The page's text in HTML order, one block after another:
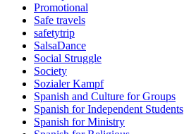
Promotional
Safe travels
safetytrip
SalsaDance
Social Struggle
Society
Sozialer Kampf
Spanish and Culture for Groups
Spanish for Independent Students
Spanish for Ministry